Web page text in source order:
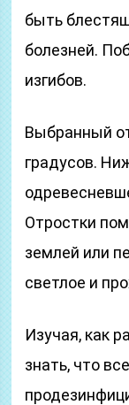
быть
болезней.
изгибов.
Выбранный
градусов.
Отростки
землей или
светлое и
Изучая, как
знать, что